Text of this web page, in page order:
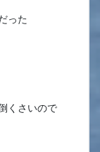
った
くさいので